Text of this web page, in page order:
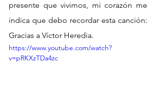
presente que vivimos, mi corazón me
indica que debo recordar esta canción:
Gracias a Víctor Heredia.
https://www.youtube.com/watch?
v=pRKXzTDa4zc